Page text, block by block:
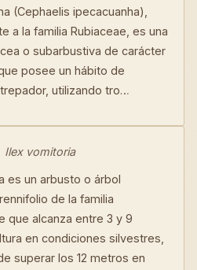
(Cephaelis ipecacuanha),
a la familia Rubiaceae, es una
o subarbustiva de carácter
posee un hábito de
utilizando tro…
Ilex vomitoria
es un arbusto o árbol
de la familia
que alcanza entre 3 y 9
en condiciones silvestres,
superar los 12 metros en